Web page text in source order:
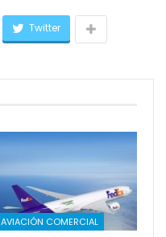
Twitter
AVIACIÓN COMERCIAL